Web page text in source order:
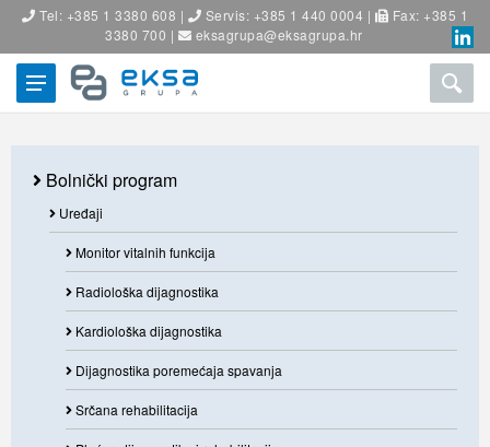
Tel: +385 1 3380 608 | Servis: +385 1 440 0004 |
Fax: +385 1
3380 700 |
eksagrupa@eksagrupa.hr
Bolnički program
Uređaji
Monitor vitalnih funkcija
Radiološka dijagnostika
Kardiološka dijagnostika
Dijagnostika poremećaja spavanja
Srčana rehabilitacija